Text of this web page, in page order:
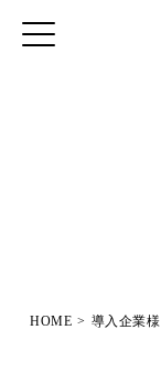
HOME > 導入企業様